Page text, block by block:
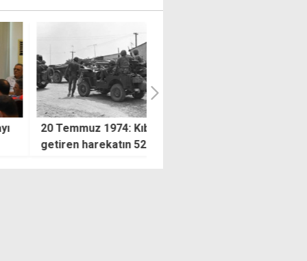
1974: Kıbrıs'a barış
harekatın 52'nci yılı